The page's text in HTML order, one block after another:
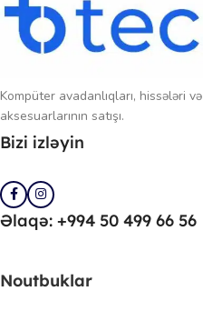
Kompüter avadanlıqları, hissələri və
aksesuarlarının satışı.
Bizi izləyin
Əlaqə: +994 50 499 66 56
Noutbuklar